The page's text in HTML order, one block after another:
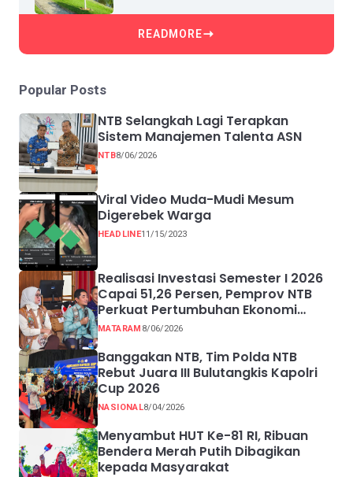
READMORE
Popular Posts
NTB Selangkah Lagi Terapkan
Sistem Manajemen Talenta ASN
NTB8/06/2026
Viral Video Muda-Mudi Mesum
Digerebek Warga
HEADLINE11/15/2023
Realisasi Investasi Semester I 2026
Capai 51,26 Persen, Pemprov NTB
Perkuat Pertumbuhan Ekonomi
Inklusif melalui UMKM
MATARAM 8/06/2026
Banggakan NTB, Tim Polda NTB
Rebut Juara III Bulutangkis Kapolri
Cup 2026
NASIONAL8/04/2026
Menyambut HUT Ke-81 RI, Ribuan
Bendera Merah Putih Dibagikan
kepada Masyarakat